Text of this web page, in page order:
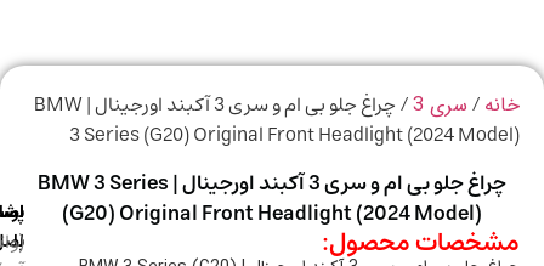
/سری 3
/ چراغ جلو بی ام و سری 3 آکبند اورجینال | BMW
3 Series (G20) Original Front Headlight (2024
چراغ جلو بی ام و سری 3 آکبند اورجینال | BMW 3 Series
(G20) Original Front Headlight (2024 Model)
محصول:
ارسال
اصالت
پشتیبانی
(واتس